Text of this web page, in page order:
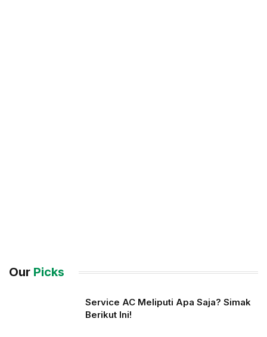
Our Picks
Service AC Meliputi Apa Saja? Simak
Berikut Ini!